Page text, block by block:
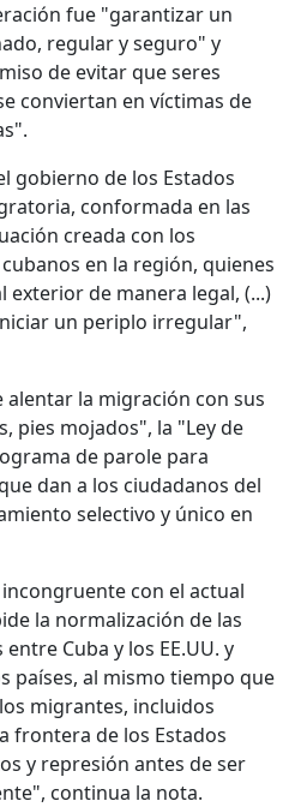
fue "garantizar un
regular y seguro" y
de evitar que seres
conviertan en víctimas de
gobierno de los Estados
conformada en las
creada con los
en la región, quienes
exterior de manera legal, (...)
un periplo irregular",
alentar la migración con sus
pies mojados", la "Ley de
de parole para
dan a los ciudadanos del
selectivo y único en
con el actual
la normalización de las
Cuba y los EE.UU. y
países, al mismo tiempo que
migrantes, incluidos
frontera de los Estados
y represión antes de ser
continua la nota.